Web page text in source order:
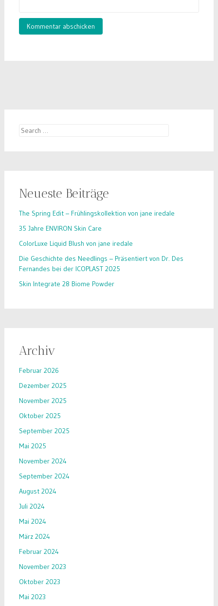
Search
Neueste Beiträge
The Spring Edit – Frühlingskollektion von jane iredale
35 Jahre ENVIRON Skin Care
ColorLuxe Liquid Blush von jane iredale
Die Geschichte des Needlings – Präsentiert von Dr. Des
Fernandes bei der ICOPLAST 2025
Skin Integrate 28 Biome Powder
Archiv
Februar 2026
Dezember 2025
November 2025
Oktober 2025
September 2025
Mai 2025
November 2024
September 2024
August 2024
Juli 2024
Mai 2024
März 2024
Februar 2024
November 2023
Oktober 2023
Mai 2023